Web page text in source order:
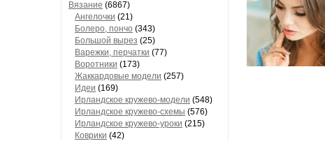
Вязание (6867)
Ангелочки (21)
Болеро, пончо (343)
Большой вырез (25)
Варежки, перчатки (77)
Воротники (173)
Жаккардовые модели (257)
Идеи (169)
Ирландское кружево-модели (548)
Ирландское кружево-схемы (576)
Ирландское кружево-уроки (215)
Коврики (42)